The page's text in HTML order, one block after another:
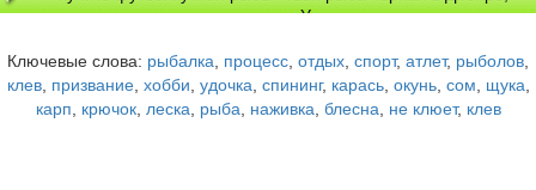
доставка по Украине
Ключевые слова: рыбалка, процесс, отдых, спорт, атлет, рыболов,
клев, призвание, хобби, удочка, спининг, карась, окунь, сом, щука,
карп, крючок, леска, рыба, наживка, блесна, не клюет, клев